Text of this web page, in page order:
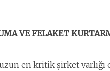
VE FELAKET
en kritik şirket varlığı